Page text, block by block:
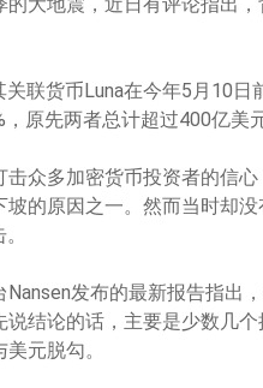
的大地震，近日有评论指出
关联货币Luna在今年5月10
原先两者总计超过400亿美
击众多加密货币投资者的信
坡的原因之一。然而当时却
Nansen发布的最新报告指出
说结论的话，主要是少数几
元脱勾。